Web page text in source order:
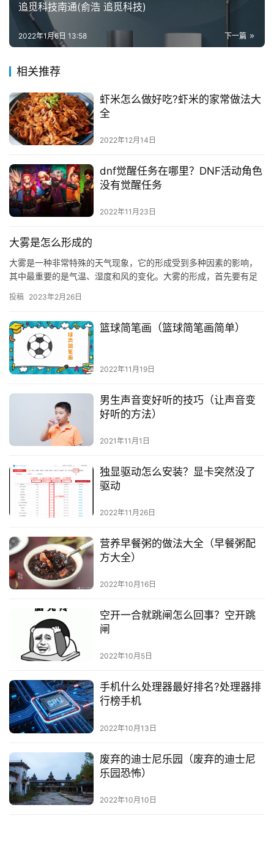
追觅科技南通(俞浩 追觅科技)
下一篇
2022年1月6日 13:58
相关推荐
虾米怎么做好吃?虾米的家常做法大
全
2022年12月14日
dnf觉醒任务在哪里？DNF活动角色
没有觉醒任务
2022年11月23日
大雾是怎么形成的
大雾是一种非常特殊的天气现象，它的形成受到多种因素的影响，
其中最重要的是气温、湿度和风的变化。大雾的形成，首先要有足
投稿 2023年2月26日
篮球简笔画（篮球简笔画简单）
2022年11月19日
男生声音变好听的技巧（让声音变
好听的方法）
2021年11月1日
独显驱动怎么安装？显卡突然没了
驱动
2022年11月26日
营养早餐粥的做法大全（早餐粥配
方大全）
2022年10月16日
空开一合就跳闸怎么回事？空开跳
闸
2022年10月5日
手机什么处理器最好排名?处理器排
行榜手机
2022年10月13日
废弃的迪士尼乐园（废弃的迪士尼
乐园恐怖）
2022年10月10日